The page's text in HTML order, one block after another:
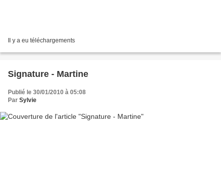
Il y a eu téléchargements
Signature - Martine
Publié le 30/01/2010 à 05:08
Par Sylvie